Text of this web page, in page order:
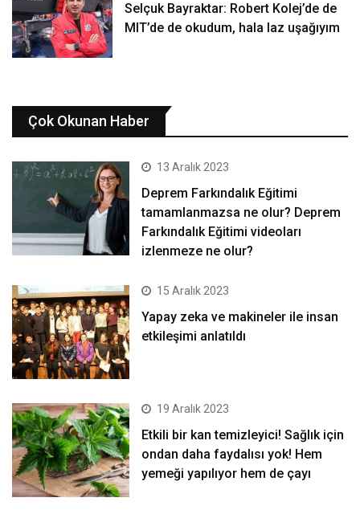
Selçuk Bayraktar: Robert Kolej’de de
MIT’de de okudum, hala laz uşağıyım
Çok Okunan Haber
13 Aralık 2023
Deprem Farkındalık Eğitimi
tamamlanmazsa ne olur? Deprem
Farkındalık Eğitimi videoları
izlenmeze ne olur?
15 Aralık 2023
Yapay zeka ve makineler ile insan
etkileşimi anlatıldı
19 Aralık 2023
Etkili bir kan temizleyici! Sağlık için
ondan daha faydalısı yok! Hem
yemeği yapılıyor hem de çayı